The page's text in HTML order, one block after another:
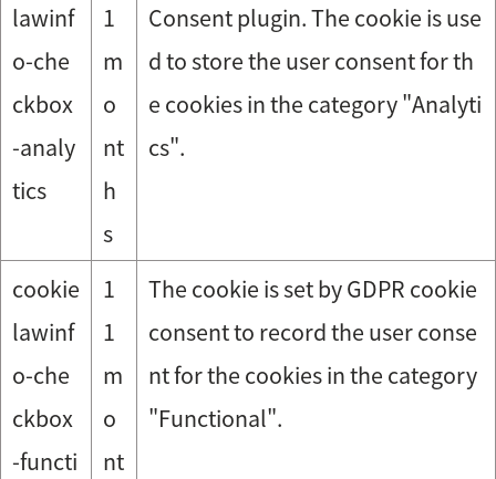
lawinf
o-che
ckbox
-analy
tics
1
m
o
nt
h
s
Consent plugin. The cookie is use
d to store the user consent for th
e cookies in the category "Analyti
cs".
cookie
lawinf
o-che
ckbox
-functi
1
1
m
o
nt
The cookie is set by GDPR cookie
consent to record the user conse
nt for the cookies in the category
"Functional".